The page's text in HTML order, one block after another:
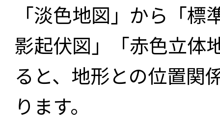
「淡色地図」から「
影起伏図」「赤色立体
ると、地形との位置関
ります。